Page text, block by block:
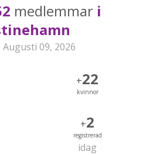
medlemmar i
Augusti 09, 2026
+22
kvinnor
+2
registrerad
idag